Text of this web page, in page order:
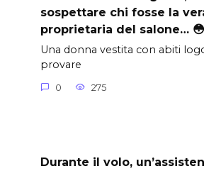
sospettare chi fosse la
proprietaria del salone… 😳
Una donna vestita con abiti
provare
0 275
Durante il volo,